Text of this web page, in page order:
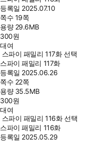
등록일 2025.07.10
쪽수 19쪽
용량 29.6MB
300원
대여
스파이 패밀리 117화 선택
스파이 패밀리 117화
등록일 2025.06.26
쪽수 22쪽
용량 35.5MB
300원
대여
스파이 패밀리 116화 선택
스파이 패밀리 116화
등록일 2025.05.29